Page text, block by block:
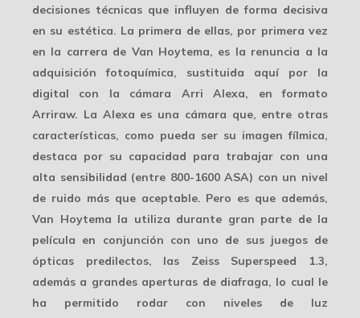
decisiones técnicas que influyen de forma decisiva
en su estética. La primera de ellas, por primera vez
en la carrera de Van Hoytema, es la renuncia a la
adquisición fotoquímica, sustituida aquí por la
digital con la cámara Arri Alexa, en formato
Arriraw. La Alexa es una cámara que, entre otras
características, como pueda ser su imagen fílmica,
destaca por su capacidad para trabajar con una
alta sensibilidad (entre 800-1600 ASA) con un nivel
de ruido más que aceptable. Pero es que además,
Van Hoytema la utiliza durante gran parte de la
película en conjunción con uno de sus juegos de
ópticas predilectos, las Zeiss Superspeed 1.3,
además a grandes aperturas de diafraga, lo cual le
ha permitido rodar con niveles de luz